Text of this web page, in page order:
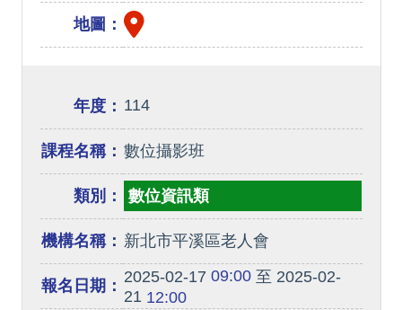
地圖：
年度： 114
課程名稱： 數位攝影班
類別： 數位資訊類
機構名稱： 新北市平溪區老人會
報名日期： 2025-02-17 09:00至 2025-02-
2112:00